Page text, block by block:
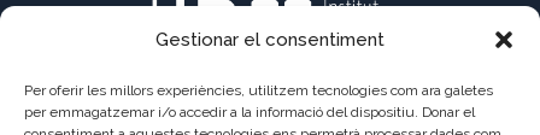
Gestionar el consentiment
Per oferir les millors experiències, utilitzem tecnologies com ara galetes
per emmagatzemar i/o accedir a la informació del dispositiu. Donar el